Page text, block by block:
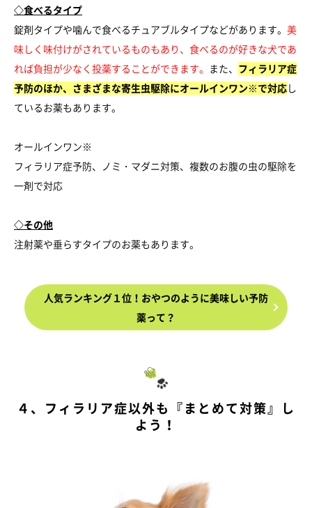
◇食べるタイプ
錠剤タイプや噛んで食べるチュアブルタイプなどがあります。 美
味しく味付けがされているものもあり、食べるのが好きな犬であ
れば負担が少なく投薬することができます。 また、 フィラリア症
予防のほか、さまざまな寄生虫駆除にオールインワン※で対応し
ているお薬もあります。
オールインワン※
フィラリア症予防、ノミ・マダニ対策、複数のお腹の虫の駆除を
一剤で対応
◇その他
注射薬や垂らすタイプのお薬もあります。
人気ランキング１位！おやつのように美味しい予防
薬って？
４、フィラリア症以外も『まとめて対策』し
よう！